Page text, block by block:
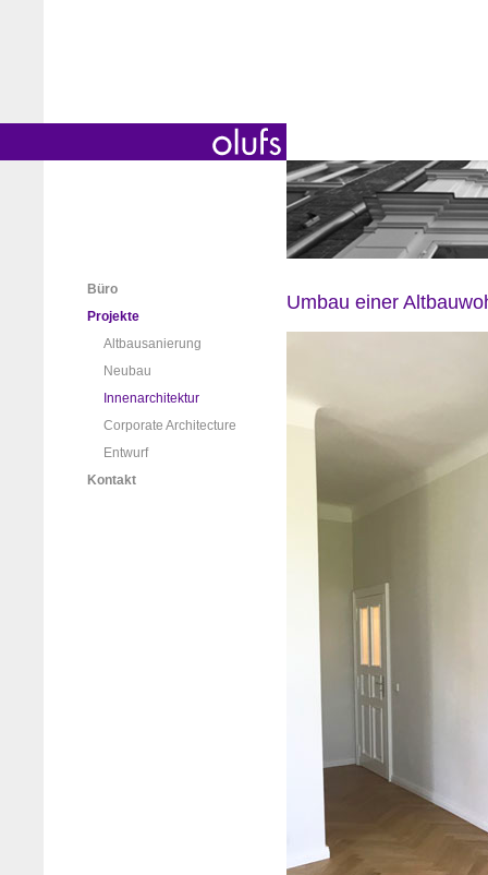
Büro
Projekte
Altbausanierung
Neubau
Innenarchitektur
Corporate Architecture
Entwurf
Kontakt
Umbau einer